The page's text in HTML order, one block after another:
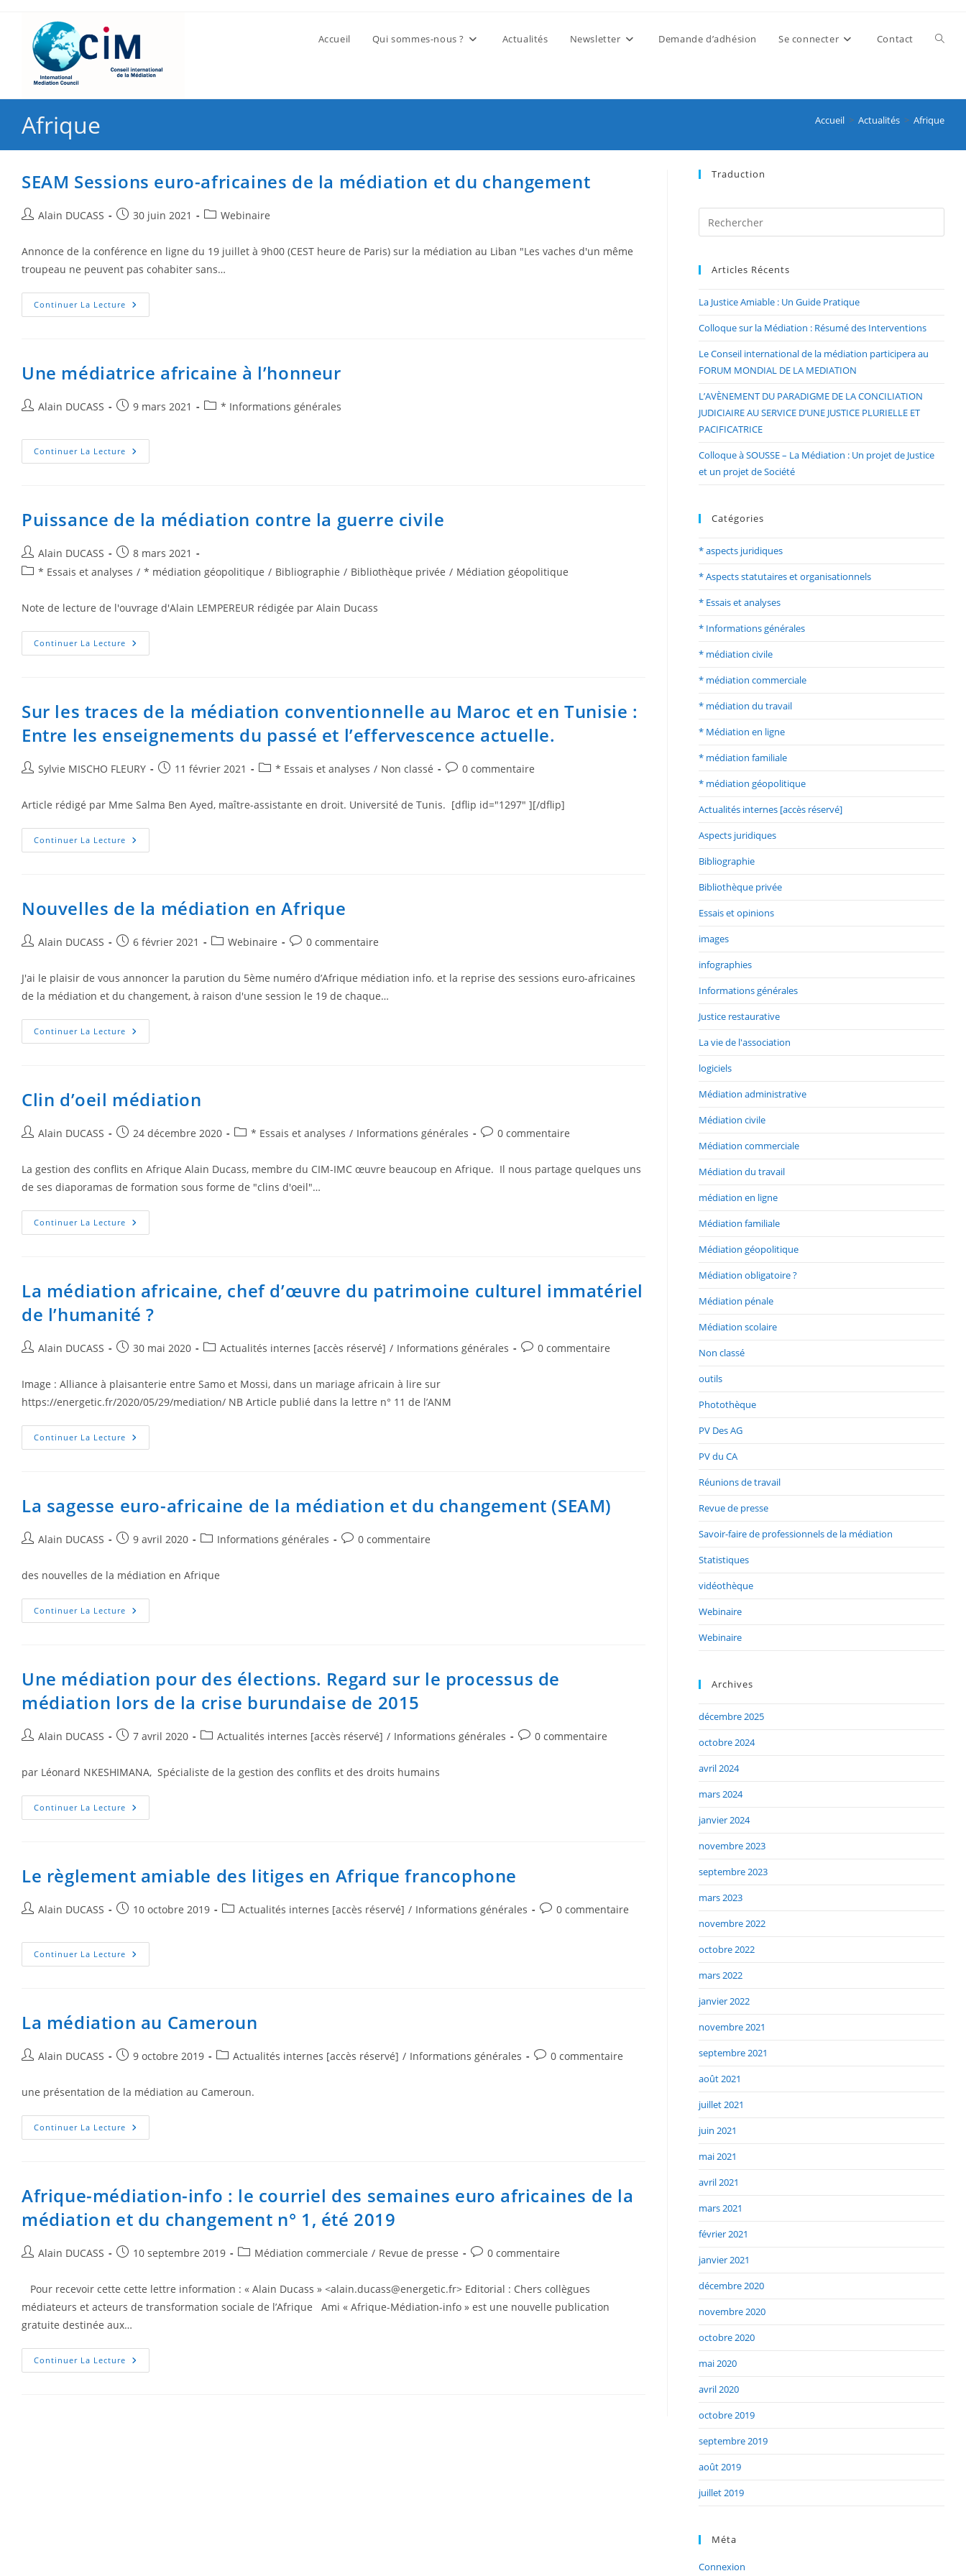
Accueil Qui sommes-nous ? Actualités Newsletter Demande d’adhésion Se connecter Contact
Afrique Accueil > Actualités > Afrique
SEAM Sessions euro-africaines de la médiation et du changement
Alain DUCASS 30 juin 2021 Webinaire
Annonce de la conférence en ligne du 19 juillet à 9h00 (CEST heure de Paris) sur la médiation au Liban "Les vaches d'un même
troupeau ne peuvent pas cohabiter sans…
Continuer La Lecture
Une médiatrice africaine à l’honneur
Alain DUCASS 9 mars 2021 * Informations générales
Continuer La Lecture
Puissance de la médiation contre la guerre civile
Alain DUCASS
8 mars 2021
* Essais et analyses / * médiation géopolitique / Bibliographie / Bibliothèque privée / Médiation géopolitique
Note de lecture de l'ouvrage d'Alain LEMPEREUR rédigée par Alain Ducass
Continuer La Lecture
Sur les traces de la médiation conventionnelle au Maroc et en Tunisie :
Entre les enseignements du passé et l’effervescence actuelle.
Sylvie MISCHO FLEURY 11 février 2021 * Essais et analyses / Non classé 0 commentaire
Article rédigé par Mme Salma Ben Ayed, maître-assistante en droit. Université de Tunis. [dflip id="1297" ][/dflip]
Continuer La Lecture
Nouvelles de la médiation en Afrique
Alain DUCASS 6 février 2021 Webinaire 0 commentaire
J'ai le plaisir de vous annoncer la parution du 5ème numéro d’Afrique médiation info. et la reprise des sessions euro-africaines
de la médiation et du changement, à raison d'une session le 19 de chaque…
Continuer La Lecture
Clin d’oeil médiation
Alain DUCASS 24 décembre 2020 * Essais et analyses / Informations générales 0 commentaire
La gestion des conflits en Afrique Alain Ducass, membre du CIM-IMC œuvre beaucoup en Afrique. Il nous partage quelques uns
de ses diaporamas de formation sous forme de "clins d'oeil"…
Continuer La Lecture
La médiation africaine, chef d’œuvre du patrimoine culturel immatériel
de l’humanité ?
Alain DUCASS 30 mai 2020 Actualités internes [accès réservé] / Informations générales 0 commentaire
Image : Alliance à plaisanterie entre Samo et Mossi, dans un mariage africain à lire sur
https://energetic.fr/2020/05/29/mediation/ NB Article publié dans la lettre n° 11 de l’ANM
Continuer La Lecture
La sagesse euro-africaine de la médiation et du changement (SEAM)
Alain DUCASS 9 avril 2020 Informations générales 0 commentaire
des nouvelles de la médiation en Afrique
Continuer La Lecture
Une médiation pour des élections. Regard sur le processus de
médiation lors de la crise burundaise de 2015
Alain DUCASS 7 avril 2020 Actualités internes [accès réservé] / Informations générales 0 commentaire
par Léonard NKESHIMANA, Spécialiste de la gestion des conflits et des droits humains
Continuer La Lecture
Le règlement amiable des litiges en Afrique francophone
Alain DUCASS 10 octobre 2019 Actualités internes [accès réservé] / Informations générales 0 commentaire
Continuer La Lecture
La médiation au Cameroun
Alain DUCASS 9 octobre 2019 Actualités internes [accès réservé] / Informations générales 0 commentaire
une présentation de la médiation au Cameroun.
Continuer La Lecture
Afrique-médiation-info : le courriel des semaines euro africaines de la
médiation et du changement n° 1, été 2019
Alain DUCASS 10 septembre 2019 Médiation commerciale / Revue de presse 0 commentaire
Pour recevoir cette cette lettre information : « Alain Ducass » <alain.ducass@energetic.fr> Editorial : Chers collègues
médiateurs et acteurs de transformation sociale de l’Afrique Ami « Afrique-Médiation-info » est une nouvelle publication
gratuite destinée aux…
Continuer La Lecture
Traduction
Articles Récents
La Justice Amiable : Un Guide Pratique
Colloque sur la Médiation : Résumé des Interventions
Le Conseil international de la médiation participera au
FORUM MONDIAL DE LA MEDIATION
L’AVÈNEMENT DU PARADIGME DE LA CONCILIATION
JUDICIAIRE AU SERVICE D’UNE JUSTICE PLURIELLE ET
PACIFICATRICE
Colloque à SOUSSE – La Médiation : Un projet de Justice
et un projet de Société
Catégories
* aspects juridiques
* Aspects statutaires et organisationnels
* Essais et analyses
* Informations générales
* médiation civile
* médiation commerciale
* médiation du travail
* Médiation en ligne
* médiation familiale
* médiation géopolitique
Actualités internes [accès réservé]
Aspects juridiques
Bibliographie
Bibliothèque privée
Essais et opinions
images
infographies
Informations générales
Justice restaurative
La vie de l'association
logiciels
Médiation administrative
Médiation civile
Médiation commerciale
Médiation du travail
médiation en ligne
Médiation familiale
Médiation géopolitique
Médiation obligatoire ?
Médiation pénale
Médiation scolaire
Non classé
outils
Photothèque
PV Des AG
PV du CA
Réunions de travail
Revue de presse
Savoir-faire de professionnels de la médiation
Statistiques
vidéothèque
Webinaire
Webinaire
Archives
décembre 2025
octobre 2024
avril 2024
mars 2024
janvier 2024
novembre 2023
septembre 2023
mars 2023
novembre 2022
octobre 2022
mars 2022
janvier 2022
novembre 2021
septembre 2021
août 2021
juillet 2021
juin 2021
mai 2021
avril 2021
mars 2021
février 2021
janvier 2021
décembre 2020
novembre 2020
octobre 2020
mai 2020
avril 2020
octobre 2019
septembre 2019
août 2019
juillet 2019
Méta
Connexion